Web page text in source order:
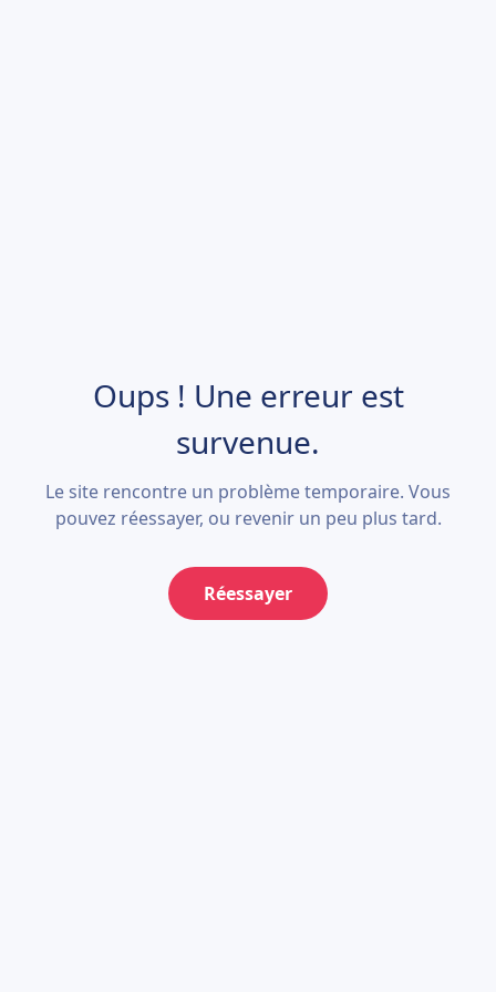
Oups ! Une erreur est
survenue.
Le site rencontre un problème temporaire. Vous
pouvez réessayer, ou revenir un peu plus tard.
Réessayer